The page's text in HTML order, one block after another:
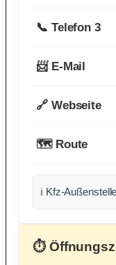
📞 Telefon 3
📨 E-Mail
🔗 Webseite
🗺️ Route
ℹ️ Kfz-
⏱